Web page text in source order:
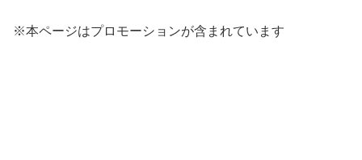
※本ページはプロモーションが含まれています